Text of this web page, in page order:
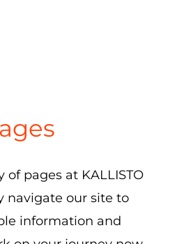
of pages at KALLISTO
navigate our site to
information and